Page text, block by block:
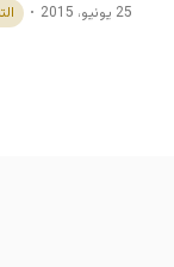
25 يونيو، 2015